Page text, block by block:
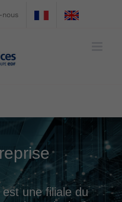
nous
une filiale du